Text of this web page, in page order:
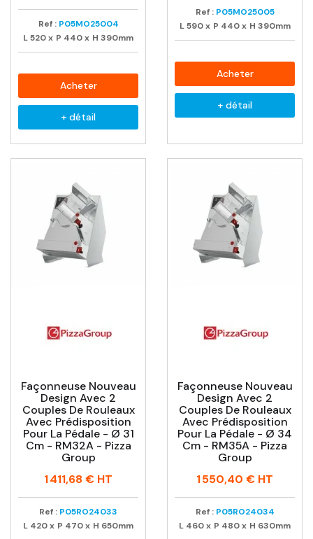
Ref : P05MO25004
L520x P 440x H 390mm
Acheter
+ détail
Ref : P05MO25005
L 590 x P 440 x H 390mm
Acheter
+ détail
Façonneuse Nouveau
Design Avec 2
Couples De Rouleaux
Avec Prédisposition
Pour La Pédale - Ø 31
Cm - RM32A - Pizza
Group
Prix
1 411,68 € HT
Ref : P05RO24033
L 420x P 470x H 650mm
Façonneuse Nouveau
Design Avec 2
Couples De Rouleaux
Avec Prédisposition
Pour La Pédale - Ø 34
Cm - RM35A - Pizza
Group
Prix
1 550,40 € HT
Ref : P05RO24034
L 460x P 480x H 630mm